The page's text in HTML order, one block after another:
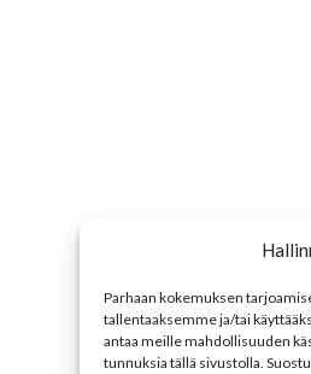
Parhaan kokemuksen
tallentaaksemme ja/tai
antaa meille mahdollisuuden
tunnuksia tällä sivustolla.